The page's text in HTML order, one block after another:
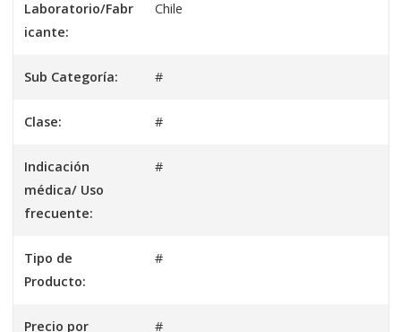
Laboratorio/Fabr
icante:
Chile
Sub Categoría: #
Clase: #
Indicación
médica/ Uso
frecuente:
#
Tipo de
Producto:
#
Precio por
#